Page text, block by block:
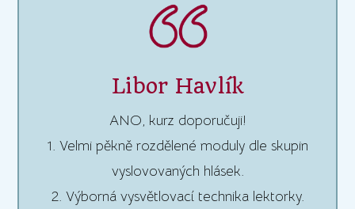
Libor Havlík
ANO, kurz doporučuji!
1. Velmi pěkně rozdělené moduly dle skupin
vyslovovaných hlásek.
2. Výborná vysvětlovací technika lektorky.